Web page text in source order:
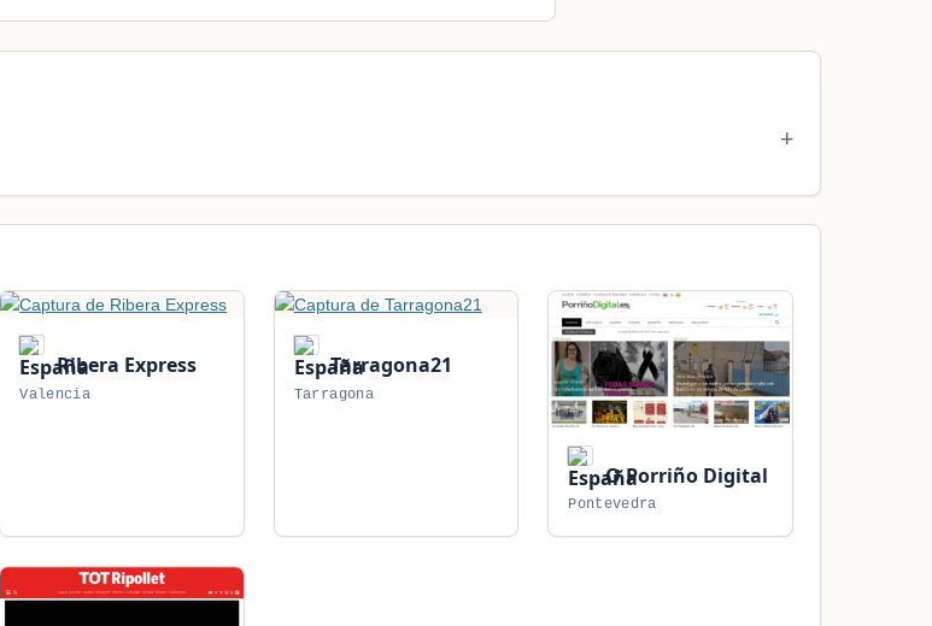
Ribera Express
Valencia
Tarragona21
Tarragona
O Porriño Digital
Pontevedra